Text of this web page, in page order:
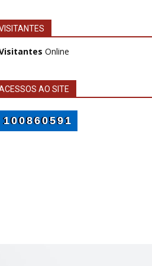
Online
AO SITE